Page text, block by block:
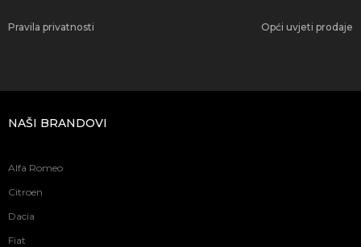
Pravila privatnosti Opći uvjeti prodaje
NAŠI BRANDOVI
Alfa Romeo
Citroen
Dacia
Fiat